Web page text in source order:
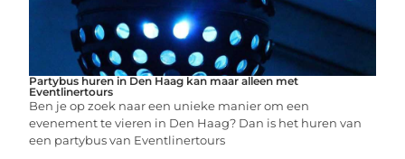
Partybus huren in Den Haag kan maar alleen met
Eventlinertours
Ben je op zoek naar een unieke manier om een
evenement te vieren in Den Haag? Dan is het huren van
een partybus van Eventlinertours